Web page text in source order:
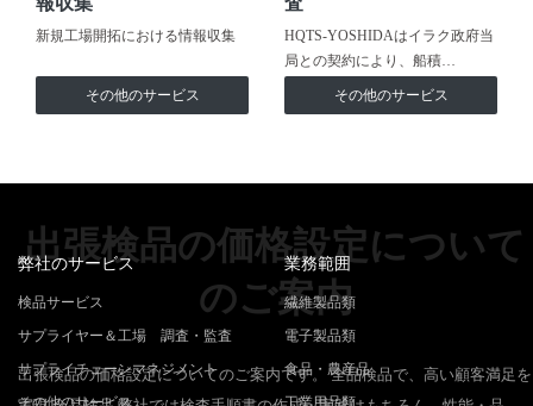
新規工場開拓における情報収集
その他のサービス
HQTS-YOSHIDAはイラク政府当
局との契約により、船積…
その他のサービス
出張検品の価格設定について
のご案内
出張検品の価格設定についてのご案内です。 全品検品で、高い顧客満足を
弊社のサービス
検品サービス
サプライヤー＆工場 調査・監査
サプライチェーンマネジメント
その他のサービス
業務範囲
繊維製品類
電子製品類
食品・農産品
工業用品類